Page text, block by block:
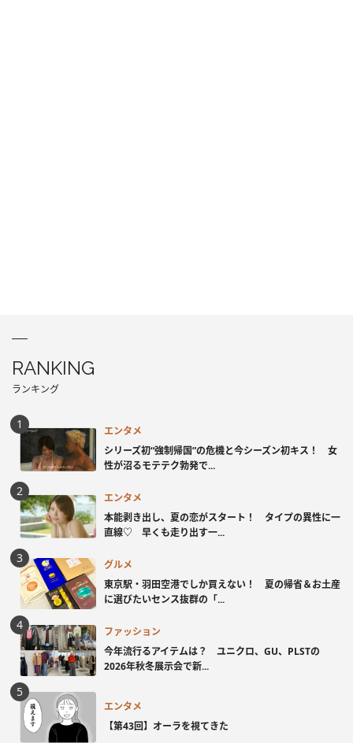
RANKING
ランキング
エンタメ
シリーズ初“強制帰国”の危機と今シーズン初キス！ 女
性が沼るモテテク勃発で...
エンタメ
本能剥き出し、夏の恋がスタート！ タイプの異性に一
直線♡ 早くも走り出す一...
グルメ
東京駅・羽田空港でしか買えない！ 夏の帰省＆お土産
に選びたいセンス抜群の「...
ファッション
今年流行るアイテムは？ ユニクロ、GU、PLSTの
2026年秋冬展示会で新...
エンタメ
【第43回】オーラを視てきた